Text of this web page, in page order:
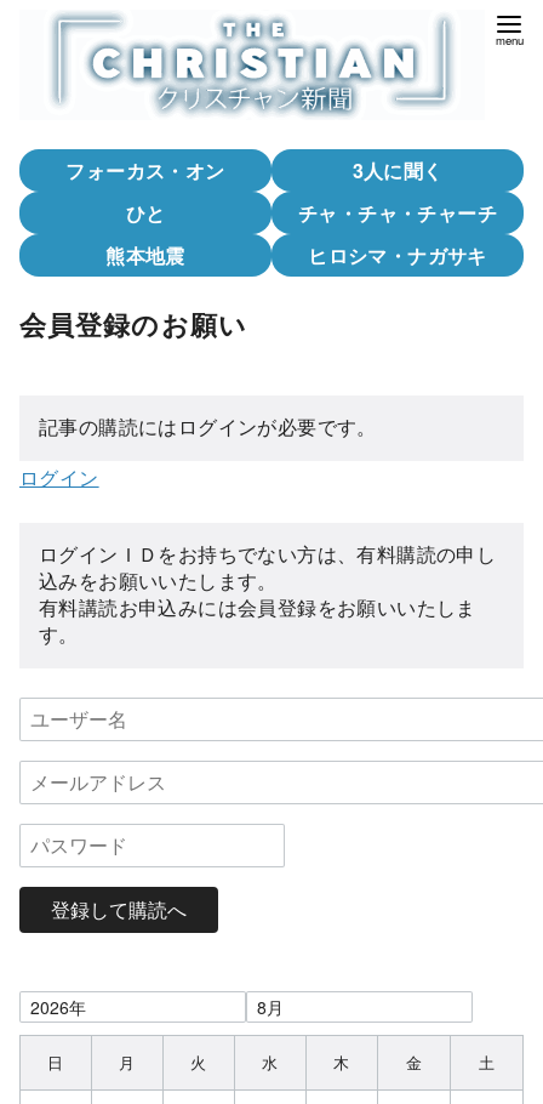
フォーカス・オン
3人に聞く
ひと
チャ・チャ・チャーチ
熊本地震
ヒロシマ・ナガサキ
会員登録のお願い
記事の購読にはログインが必要です。
ログイン
ログインＩＤをお持ちでない方は、有料購読の申し
込みをお願いいたします。
有料講読お申込みには会員登録をお願いいたしま
す。
登録して購読へ
日 月 火 水 木 金 土